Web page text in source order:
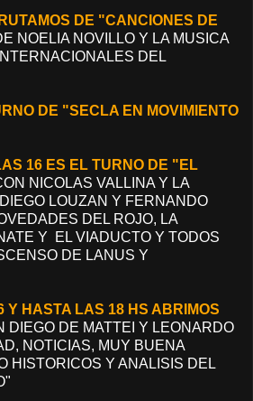
DE "CANCIONES DE
NOELIA NOVILLO Y LA MUSICA
DEL
DE "SECLA EN MOVIMIENTO
16 ES EL TURNO DE "EL
NICOLAS VALLINA Y LA
LOUZAN Y FERNANDO
DEL ROJO, LA
Y EL VIADUCTO Y TODOS
DE LANUS Y
Y HASTA LAS 18 HS ABRIMOS
DIEGO DE MATTEI Y LEONARDO
NOTICIAS, MUY BUENA
HISTORICOS Y ANALISIS DEL